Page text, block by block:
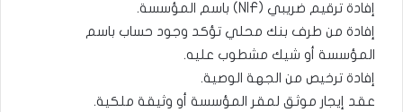
إفادة ترقيم ضريبي (NIF) باسم المؤسسة.
إفادة من طرف بنك محلي تؤكد وجود حساب باسم
المؤسسة أو شيك مشطوب عليه.
إفادة ترخيص من الجهة الوصية.
عقد إيجار موثق لمقر المؤسسة أو وثيقة ملكية.